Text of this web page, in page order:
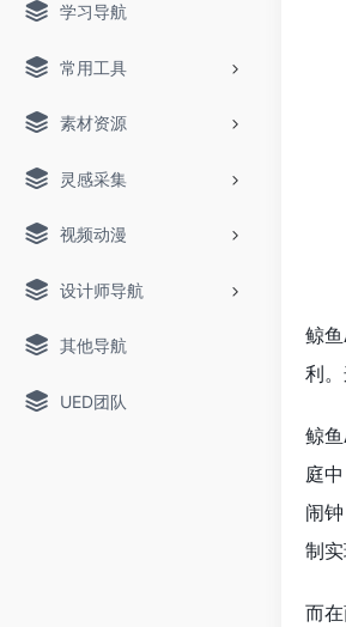
学习导航
常用工具
素材资源
灵感采集
视频动漫
设计师导航
其他导航
UED团队
鲸
利
鲸
庭
闹
制
而